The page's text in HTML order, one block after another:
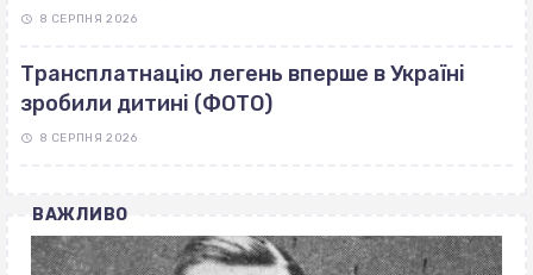
8 СЕРПНЯ 2026
Трансплатнацію легень вперше в Україні
зробили дитині (ФОТО)
8 СЕРПНЯ 2026
ВАЖЛИВО